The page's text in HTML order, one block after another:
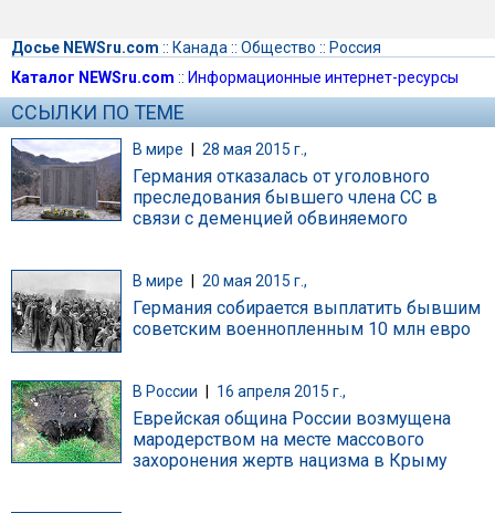
Досье NEWSru.com :: Канада :: Общество :: Россия
Каталог NEWSru.com :: Информационные интернет-ресурсы
ССЫЛКИ ПО ТЕМЕ
В мире | 28 мая 2015 г.,
Германия отказалась от уголовного
преследования бывшего члена СС в
связи с деменцией обвиняемого
В мире 20 мая 2015 г.,
Германия собирается выплатить бывшим
советским военнопленным 10 млн евро
В России 16 апреля 2015 г.,
Еврейская община России возмущена
мародерством на месте массового
захоронения жертв нацизма в Крыму